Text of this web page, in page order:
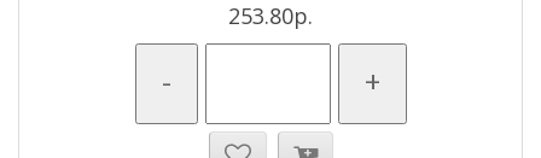
253.80р.
- +